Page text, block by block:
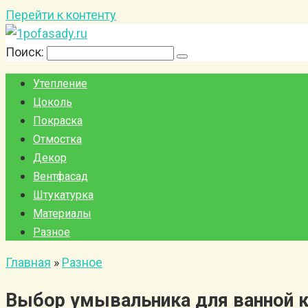
Перейти к контенту
Поиск:
Утепление
Цоколь
Покраска
Отмостка
Декор
Вентфасад
Штукатурка
Материалы
Разное
Главная » Разное
Выбор умывальника для ванной